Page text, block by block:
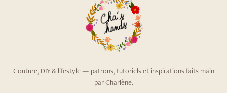
Couture, DIY & lifestyle — patrons, tutoriels et inspirations faits main
par Charlène.